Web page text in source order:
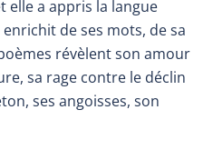
elle a appris la langue
de ses mots, de sa
révèlent son amour
sa rage contre le déclin
ses angoisses, son